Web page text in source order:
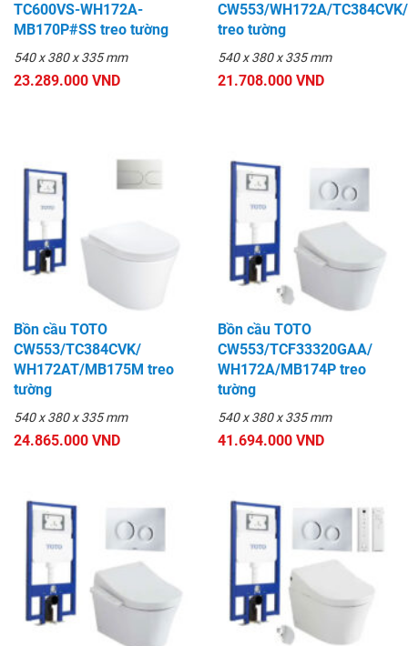
TC600VS-WH172A-
MB170P#SS treo tường
540 x 380 x 335 mm
23.289.000 VND
CW553/WH172A/
treo tường
540 x 380 x 335 mm
21.708.000 VND
Bồn cầu TOTO
CW553/TC384CVK/
WH172AT/MB175M treo
tường
540 x 380 x 335 mm
24.865.000 VND
Bồn cầu TOTO
CW553/TCF33320GAA/
WH172A/MB174P treo
tường
540 x 380 x 335 mm
41.694.000 VND